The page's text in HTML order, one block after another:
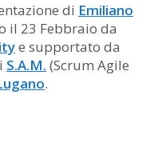
di Emiliano
il 23 Febbraio da
e supportato da
S.A.M. (Scrum Agile
.